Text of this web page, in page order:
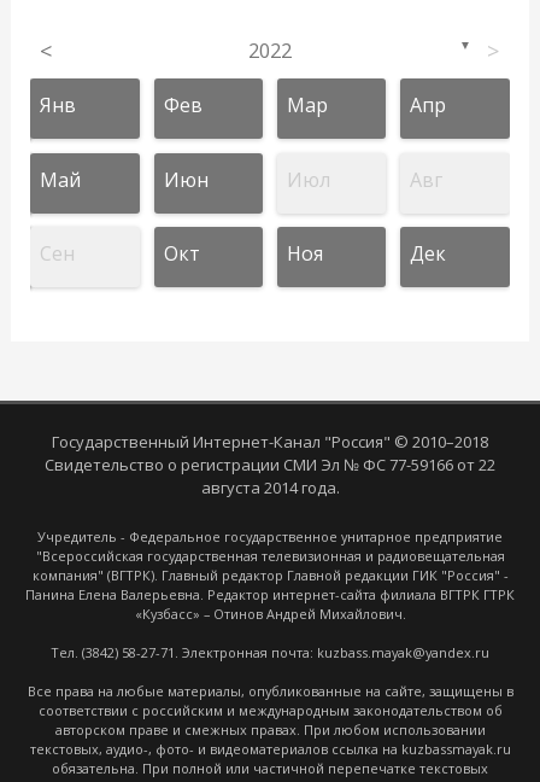
< 2022 ▼ >
Янв Фев Мар Апр
Май Июн Июл Авг
Сен Окт Ноя Дек
Государственный Интернет-Канал "Россия" © 2010–2018
Свидетельство о регистрации СМИ Эл № ФС 77-59166 от 22
августа 2014 года.
Учредитель - Федеральное государственное унитарное предприятие
"Всероссийская государственная телевизионная и радиовещательная
компания" (ВГТРК). Главный редактор Главной редакции ГИК "Россия" -
Панина Елена Валерьевна. Редактор интернет-сайта филиала ВГТРК ГТРК
«Кузбасс» – Отинов Андрей Михайлович.
Тел. (3842) 58-27-71. Электронная почта: kuzbass.mayak@yandex.ru
Все права на любые материалы, опубликованные на сайте, защищены в
соответствии с российским и международным законодательством об
авторском праве и смежных правах. При любом использовании
текстовых, аудио-, фото- и видеоматериалов ссылка на kuzbassmayak.ru
обязательна. При полной или частичной перепечатке текстовых